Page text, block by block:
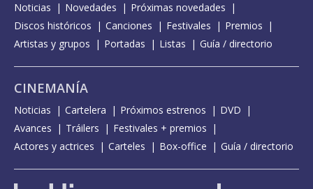
Noticias Novedades
Próximas novedades
Discos históricos
Canciones Festivales
Premios
Artistas y grupos
Portadas Listas Guía / directorio
CINEMANÍA
Noticias Cartelera Próximos estrenos
DVD
Avances
Tráilers
Festivales + premios
Actores y actrices
Carteles Box-office Guía / directorio